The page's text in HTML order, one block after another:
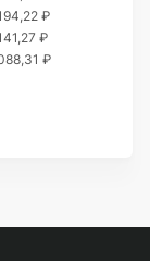
₽
₽
₽